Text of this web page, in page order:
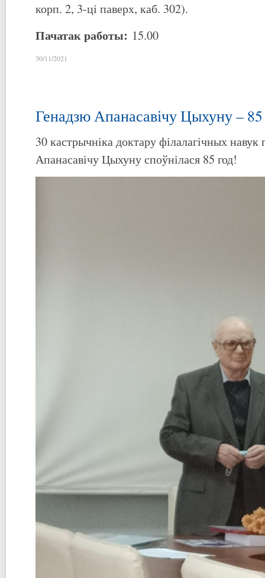
корп. 2, 3-ці паверх, каб. 302).
Пачатак работы: 15.00
30/11/2021
Генадзю Апанасавічу Цыхуну –
30 кастрычніка доктару філалагічных
Апанасавічу Цыхуну споўнілася 85 год!